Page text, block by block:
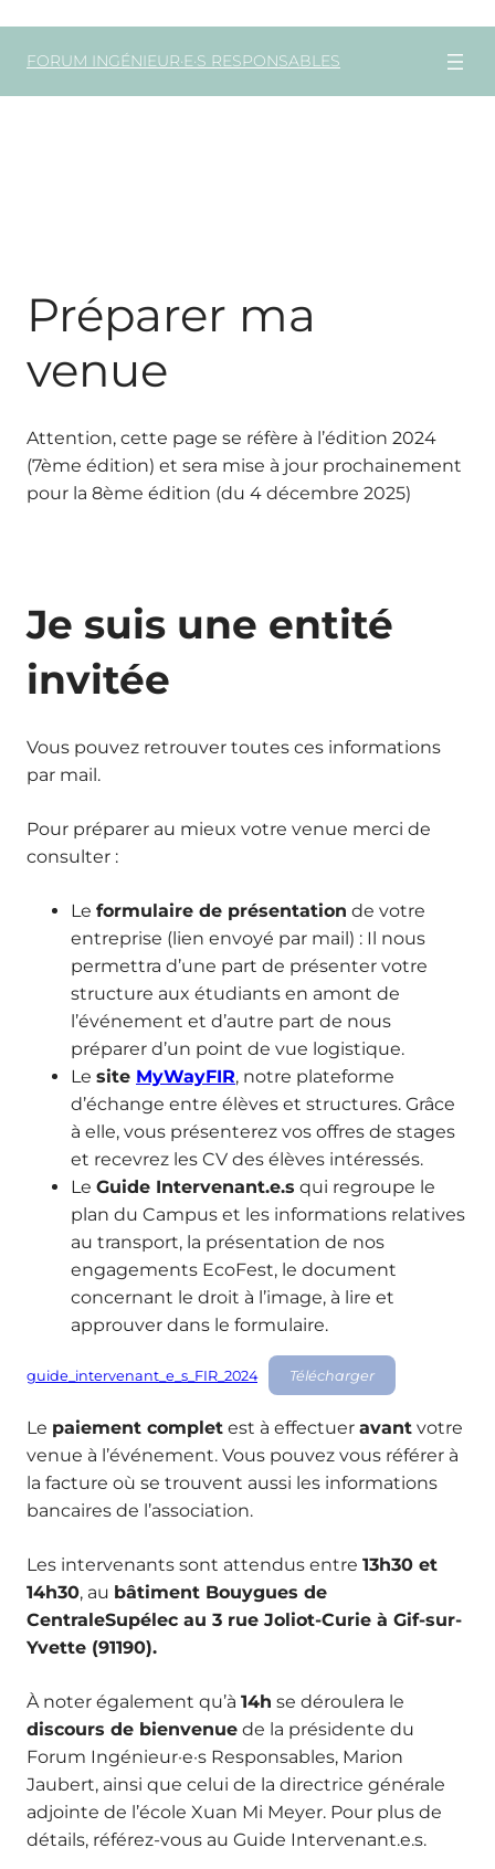
contenu
FORUM INGÉNIEUR·E·S RESPONSABLES
Préparer ma
venue
Attention, cette page se réfère à l’édition 2024
(7ème édition) et sera mise à jour prochainement
pour la 8ème édition (du 4 décembre 2025)
Je suis une entité
invitée
Vous pouvez retrouver toutes ces informations
par mail.
Pour préparer au mieux votre venue merci de
consulter :
Le formulaire de présentation de votre
entreprise (lien envoyé par mail) : Il nous
permettra d’une part de présenter votre
structure aux étudiants en amont de
l’événement et d’autre part de nous
préparer d’un point de vue logistique.
Le site MyWayFIR, notre plateforme
d’échange entre élèves et structures. Grâce
à elle, vous présenterez vos offres de stages
et recevrez les CV des élèves intéressés.
Le Guide Intervenant.e.s qui regroupe le
plan du Campus et les informations relatives
au transport, la présentation de nos
engagements EcoFest, le document
concernant le droit à l’image, à lire et
approuver dans le formulaire.
guide_intervenant_e_s_FIR_2024 Télécharger
Le paiement complet est à effectuer avant votre
venue à l’événement. Vous pouvez vous référer à
la facture où se trouvent aussi les informations
bancaires de l’association.
Les intervenants sont attendus entre 13h30 et
14h30, au bâtiment Bouygues de
CentraleSupélec au 3 rue Joliot-Curie à Gif-sur-
Yvette (91190).
À noter également qu’à 14h se déroulera le
discours de bienvenue de la présidente du
Forum Ingénieur·e·s Responsables, Marion
Jaubert, ainsi que celui de la directrice générale
adjointe de l’école Xuan Mi Meyer. Pour plus de
détails, référez-vous au Guide Intervenant.e.s.